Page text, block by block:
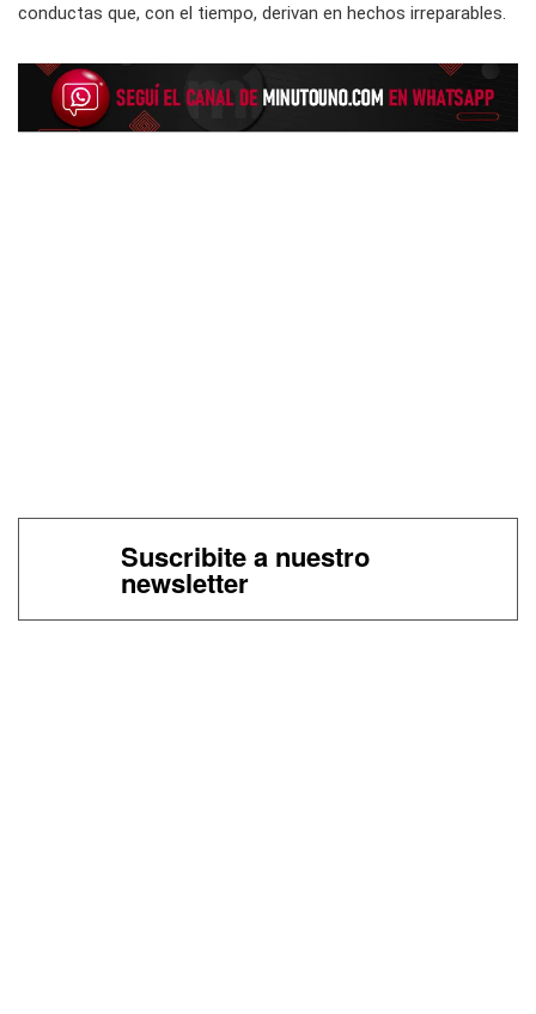
conductas que, con el tiempo, derivan en hechos irreparables.
Suscribite a nuestro
newsletter